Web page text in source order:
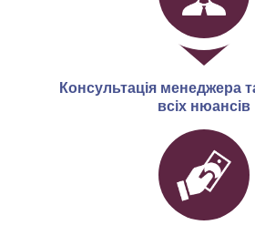
Консультація менеджера
всіх нюансів